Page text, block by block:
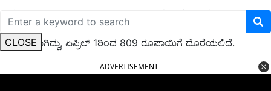
CLOSE
ಹೊಸದಿಲ್ಲಿ ಮತ್ತು ಮುಂಬಯಿಯಲ್ಲಿ ಗೃಹಬಳಕೆಯ (14.2 ಕೆಜಿ) ಸಿಲಿಂಡರ್‌
ಪ್ರಸ್ತುತ 819 ರೂಪಾಯಿ ಇದೆ. ಇದೀಗ 10 ರೂಪಾಯಿ ಬೆಲೆ
ಇಳಿಕೆಯಾಗಿದ್ದು, ಏಪ್ರಿಲ್‌ 1ರಿಂದ 809 ರೂಪಾಯಿಗೆ ದೊರೆಯಲಿದೆ.
ADVERTISEMENT